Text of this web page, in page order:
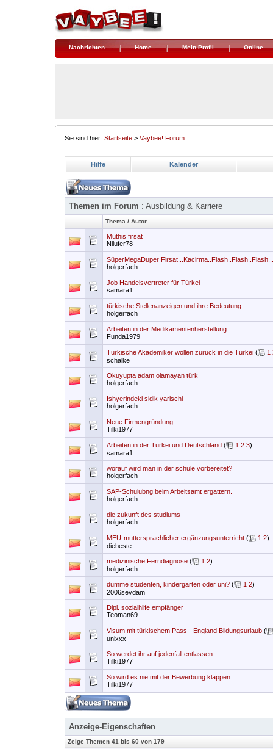
Nachrichten Home Mein Profil Online
Sie sind hier: Startseite > Vaybee! Forum
Hilfe Kalender
Themen im Forum : Ausbildung & Karriere
Thema / Autor
Müthis firsat
Nilufer78
SüperMegaDuper Firsat...Kacirma..Flash..Flash..Flash...
holgerfach
Job Handelsvertreter für Türkei
samara1
türkische Stellenanzeigen und ihre Bedeutung
holgerfach
Arbeiten in der Medikamentenherstellung
Funda1979
Türkische Akademiker wollen zurück in die Türkei ( 1
schalke
Okuyupta adam olamayan türk
holgerfach
Ishyerindeki sidik yarischi
holgerfach
Neue Firmengründung....
Tilki1977
Arbeiten in der Türkei und Deutschland ( 1 2 3)
samara1
worauf wird man in der schule vorbereitet?
holgerfach
SAP-Schulubng beim Arbeitsamt ergattern.
holgerfach
die zukunft des studiums
holgerfach
MEU-muttersprachlicher ergänzungsunterricht ( 1 2)
diebeste
medizinische Ferndiagnose ( 1 2)
holgerfach
dumme studenten, kindergarten oder uni? ( 1 2)
2006sevdam
Dipl. sozialhilfe empfänger
Teoman69
Visum mit türkischem Pass - England Bildungsurlaub (
unixxx
So werdet ihr auf jedenfall entlassen.
Tilki1977
So wird es nie mit der Bewerbung klappen.
Tilki1977
Anzeige-Eigenschaften
Zeige Themen 41 bis 60 von 179